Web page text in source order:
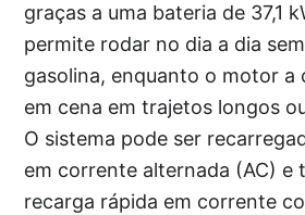
graças a uma bateria de 37,1
permite rodar no dia a dia
gasolina, enquanto o motor a
em cena em trajetos longos
O sistema pode ser
em corrente alternada (AC) e
recarga rápida em corrente